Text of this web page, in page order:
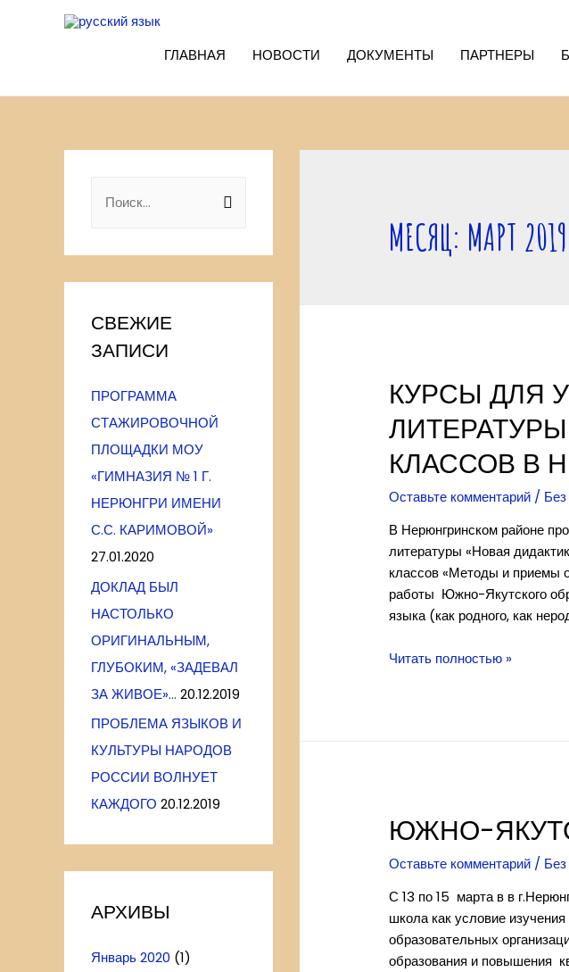
ГЛАВНАЯ НОВОСТИ ДОКУМЕНТЫ ПАРТНЕРЫ
:СВЕЖИЕ
ЗАПИСИ
ПРОГРАММА
СТАЖИРОВОЧНОЙ
ПЛОЩАДКИ МОУ
«ГИМНАЗИЯ № 1 Г.
НЕРЮНГРИ ИМЕНИ
С.С. КАРИМОВОЙ»
27.01.2020
ДОКЛАД БЫЛ
НАСТОЛЬКО
ОРИГИНАЛЬНЫМ,
ГЛУБОКИМ, «ЗАДЕВАЛ
ЗА ЖИВОЕ»… 20.12.2019
ПРОБЛЕМА ЯЗЫКОВ И
КУЛЬТУРЫ НАРОДОВ
РОССИИ ВОЛНУЕТ
КАЖДОГО 20.12.2019
АРХИВЫ
Январь 2020 (1)
МЕСЯЦ: МАРТ 2019
КУРСЫ ДЛЯ
КЛАССОВ В
Оставьте комментарий /
В Нерюнгринском районе
литературы «Новая
классов «Методы и приемы
работы Южно-Якутского
языка (как родного, как
Курсы
начальных
в
Нерюнгринском
районе
Читать полностью »
ЮЖНО-
Оставьте комментарий /
С 13 по 15 марта в в
школа как условие изучения
образовательных
образования и повышения